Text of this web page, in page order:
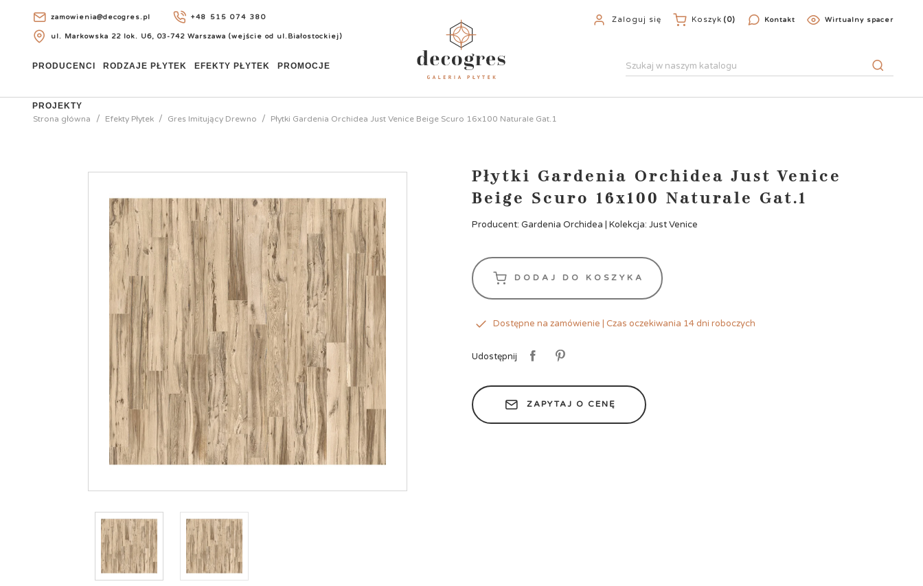
zamowienia@decogres.pl +48 515 074 380
ul. Markowska 22 lok. U6, 03-742 Warszawa (wejście od ul.Białostockiej)
Zaloguj się Koszyk (0) Kontakt Wirtualny spacer
PRODUCENCI RODZAJE PŁYTEK EFEKTY PŁYTEK PROMOCJE
PROJEKTY
Strona główna
Efekty Płytek Gres Imitujący Drewno Płytki Gardenia Orchidea Just Venice Beige Scuro 16x100 Naturale Gat.1
Płytki Gardenia Orchidea Just Venice
Beige Scuro 16x100 Naturale Gat.1
Producent: Gardenia Orchidea | Kolekcja: Just Venice
DODAJ DO KOSZYKA
Dostępne na zamówienie | Czas oczekiwania 14 dni roboczych
Udostępnij
ZAPYTAJ O CENĘ